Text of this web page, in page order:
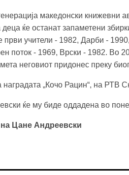
македонски книжевни
ќе останат запаметени
први учители - 1982, Дарби -
поток - 1969, Врски - 1982. Во
неговиот придонес преку
„Кочо Рацин“, на РТВ
ќе му биде оддадена во
Цане Андреевски